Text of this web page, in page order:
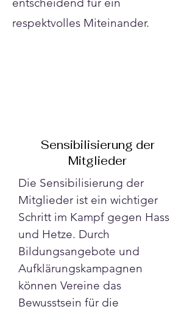
respektvolles Miteinander.
Sensibilisierung der
Mitglieder
Die Sensibilisierung der
Mitglieder ist ein wichtiger
Schritt im Kampf gegen Hass
und Hetze. Durch
Bildungsangebote und
Aufklärungskampagnen
können Vereine das
Bewusstsein für die